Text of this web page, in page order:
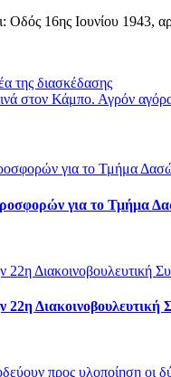
Οδός 16ης Ιουνίου
της διασκέδασης
στον Κάμπο. Αγρόν
για το Τμήμα
22η